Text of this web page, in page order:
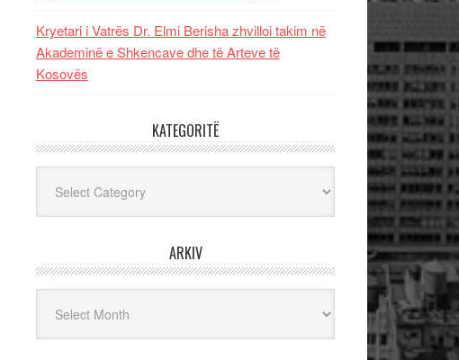
Kryetari i Vatrës Dr. Elmi Berisha zhvilloi takim në
Akademinë e Shkencave dhe të Arteve të
Kosovës
KATEGORITË
ARKIV